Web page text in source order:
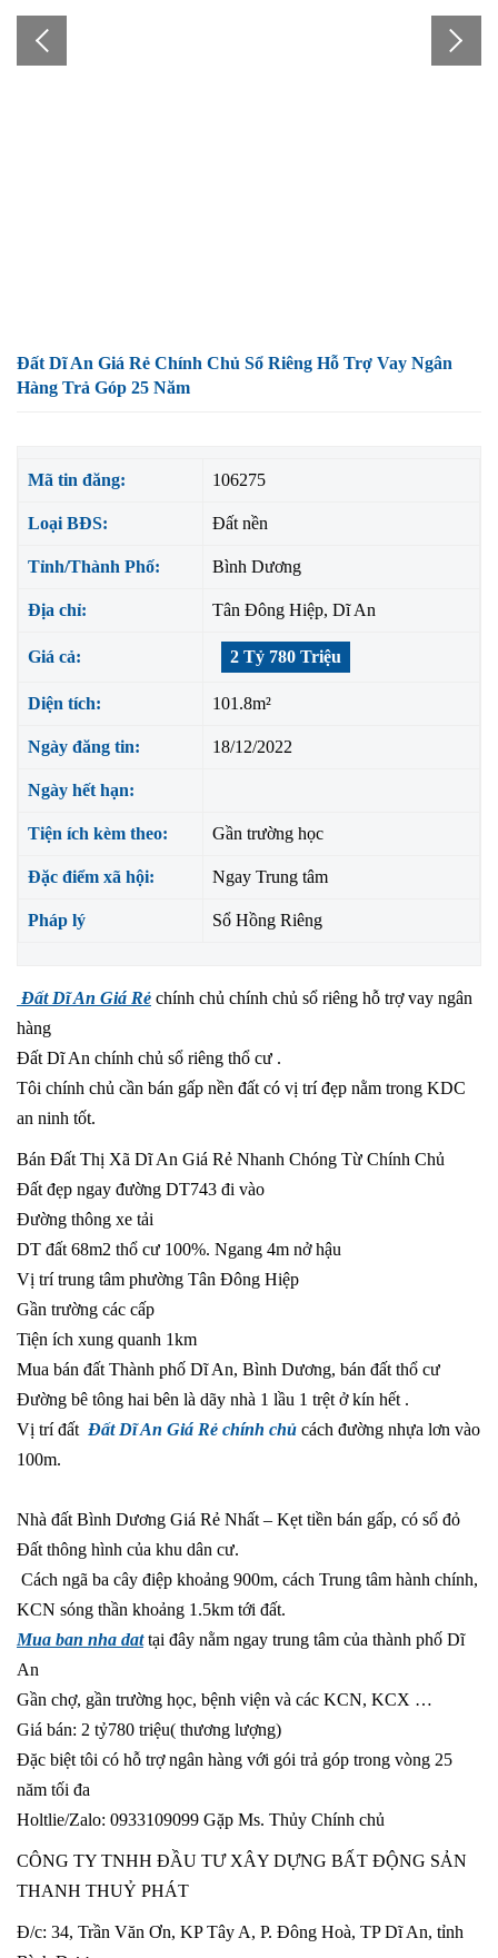
Đất Dĩ An Giá Rẻ Chính Chủ Sổ Riêng Hỗ Trợ Vay Ngân
Hàng Trả Góp 25 Năm
Mã tin đăng: 106275
Loại BĐS: Đất nền
Tỉnh/Thành Phố: Bình Dương
Địa chỉ: Tân Đông Hiệp, Dĩ An
Giá cả: 2 Tỷ 780 Triệu
Diện tích: 101.8m²
Ngày đăng tin: 18/12/2022
Ngày hết hạn:
Tiện ích kèm theo: Gần trường học
Đặc điểm xã hội: Ngay Trung tâm
Pháp lý Sổ Hồng Riêng
Đất Dĩ An Giá Rẻ chính chủ chính chủ sổ riêng hỗ trợ vay ngân
hàng
Đất Dĩ An chính chủ sổ riêng thổ cư .
Tôi chính chủ cần bán gấp nền đất có vị trí đẹp nằm trong KDC
an ninh tốt.
Bán Đất Thị Xã Dĩ An Giá Rẻ Nhanh Chóng Từ Chính Chủ
Đất đẹp ngay đường DT743 đi vào
Đường thông xe tải
DT đất 68m2 thổ cư 100%. Ngang 4m nở hậu
Vị trí trung tâm phường Tân Đông Hiệp
Gần trường các cấp
Tiện ích xung quanh 1km
Mua bán đất Thành phố Dĩ An, Bình Dương, bán đất thổ cư
Đường bê tông hai bên là dãy nhà 1 lầu 1 trệt ở kín hết .
Vị trí đất Đất Dĩ An Giá Rẻ chính chủ cách đường nhựa lơn vào
100m.
Nhà đất Bình Dương Giá Rẻ Nhất – Kẹt tiền bán gấp, có sổ đỏ
Đất thông hình của khu dân cư.
Cách ngã ba cây điệp khoảng 900m, cách Trung tâm hành chính,
KCN sóng thần khoảng 1.5km tới đất.
Mua ban nha dattại đây nằm ngay trung tâm của thành phố Dĩ
An
Gần chợ, gần trường học, bệnh viện và các KCN, KCX …
Giá bán: 2 tỷ780 triệu( thương lượng)
Đặc biệt tôi có hỗ trợ ngân hàng với gói trả góp trong vòng 25
năm tối đa
Holtlie/Zalo: 0933109099 Gặp Ms. Thủy Chính chủ
CÔNG TY TNHH ĐẦU TƯ XÂY DỰNG BẤT ĐỘNG SẢN
THANH THUỶ PHÁT
Đ/c: 34, Trần Văn Ơn, KP Tây A, P. Đông Hoà, TP Dĩ An, tỉnh